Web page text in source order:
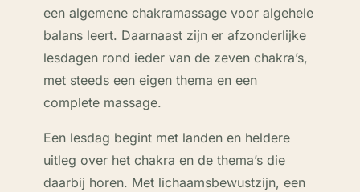
een algemene chakramassage voor algehele
balans leert. Daarnaast zijn er afzonderlijke
lesdagen rond ieder van de zeven chakra’s,
met steeds een eigen thema en een
complete massage.
Een lesdag begint met landen en heldere
uitleg over het chakra en de thema’s die
daarbij horen. Met lichaamsbewustzijn, een